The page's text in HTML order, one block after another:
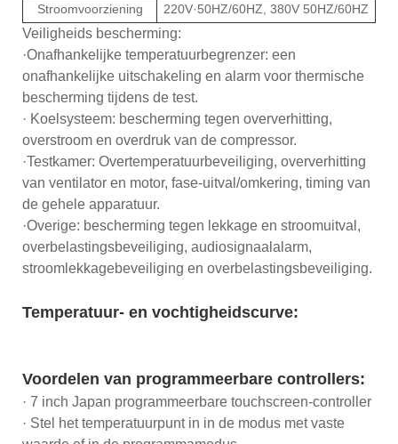
Stroomvoorziening
220V·50HZ/60HZ, 380V 50HZ/60HZ
Veiligheids bescherming:
·Onafhankelijke temperatuurbegrenzer: een
onafhankelijke uitschakeling en alarm voor thermische
bescherming tijdens de test.
· Koelsysteem: bescherming tegen oververhitting,
overstroom en overdruk van de compressor.
·Testkamer: Overtemperatuurbeveiliging, oververhitting
van ventilator en motor, fase-uitval/omkering, timing van
de gehele apparatuur.
·Overige: bescherming tegen lekkage en stroomuitval,
overbelastingsbeveiliging, audiosignaalalarm,
stroomlekkagebeveiliging en overbelastingsbeveiliging.
Temperatuur- en vochtigheidscurve:
Voordelen van programmeerbare controllers:
· 7 inch Japan programmeerbare touchscreen-controller
· Stel het temperatuurpunt in in de modus met vaste